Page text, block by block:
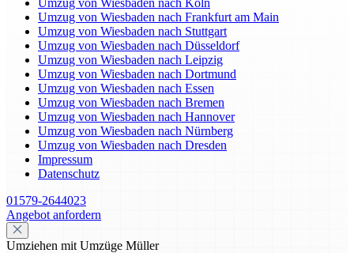
Umzug von Wiesbaden nach Köln
Umzug von Wiesbaden nach Frankfurt am Main
Umzug von Wiesbaden nach Stuttgart
Umzug von Wiesbaden nach Düsseldorf
Umzug von Wiesbaden nach Leipzig
Umzug von Wiesbaden nach Dortmund
Umzug von Wiesbaden nach Essen
Umzug von Wiesbaden nach Bremen
Umzug von Wiesbaden nach Hannover
Umzug von Wiesbaden nach Nürnberg
Umzug von Wiesbaden nach Dresden
Impressum
Datenschutz
01579-2644023
Angebot anfordern
Umziehen mit Umzüge Müller